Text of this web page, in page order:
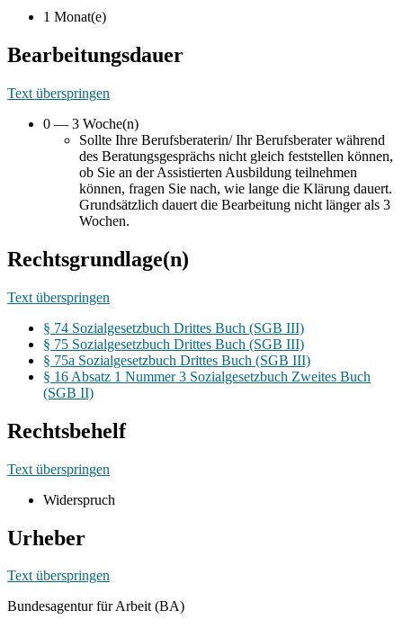
1 Monat(e)
Bearbeitungsdauer
Text überspringen
0 — 3 Woche(n)
Sollte Ihre Berufsberaterin/ Ihr Berufsberater während
des Beratungsgesprächs nicht gleich feststellen können,
ob Sie an der Assistierten Ausbildung teilnehmen
können, fragen Sie nach, wie lange die Klärung dauert.
Grundsätzlich dauert die Bearbeitung nicht länger als 3
Wochen.
Rechtsgrundlage(n)
Text überspringen
§ 74 Sozialgesetzbuch Drittes Buch (SGB III)
§ 75 Sozialgesetzbuch Drittes Buch (SGB III)
§ 75a Sozialgesetzbuch Drittes Buch (SGB III)
§ 16 Absatz 1 Nummer 3 Sozialgesetzbuch Zweites Buch
(SGB II)
Rechtsbehelf
Text überspringen
Widerspruch
Urheber
Text überspringen
Bundesagentur für Arbeit (BA)